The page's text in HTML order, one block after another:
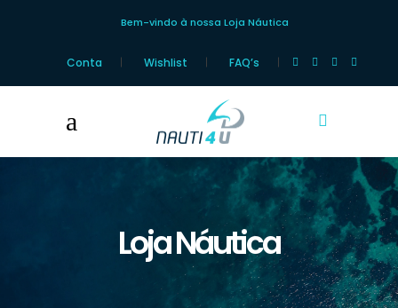
Bem-vindo à nossa Loja Náutica
Conta Wishlist FAQ’s
Loja Náutica